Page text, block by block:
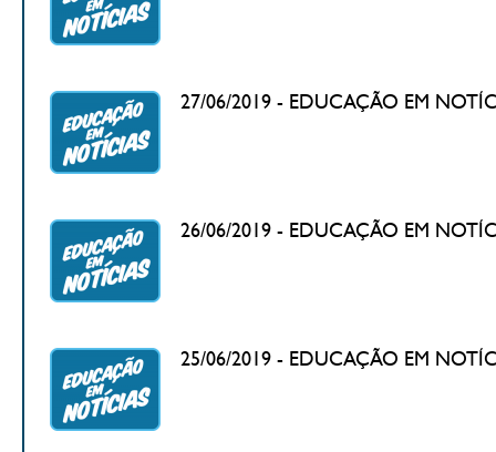
27/06/2019 - EDUCAÇÃO EM
26/06/2019 - EDUCAÇÃO EM
25/06/2019 - EDUCAÇÃO EM